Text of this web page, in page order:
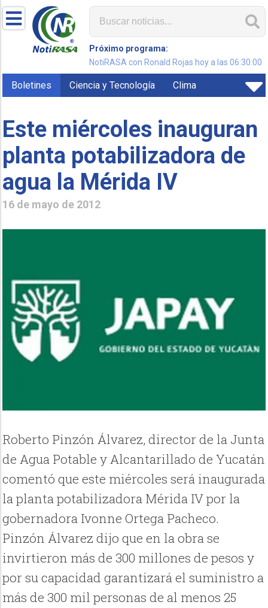
Próximo programa:
NotiRASA con Ronald Rojas hoy a las 06:30:00
Boletines Ciencia y Tecnología Clima
Este miércoles inauguran
planta potabilizadora de
agua la Mérida IV
16 de mayo de 2012
Roberto Pinzón Álvarez, director de la Junta
de Agua Potable y Alcantarillado de Yucatán
comentó que este miércoles será inaugurada
la planta potabilizadora Mérida IV por la
gobernadora Ivonne Ortega Pacheco.
Pinzón Álvarez dijo que en la obra se
invirtieron más de 300 millones de pesos y
por su capacidad garantizará el suministro a
más de 300 mil personas de al menos 25